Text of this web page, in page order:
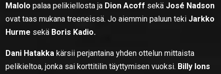
Malolo palaa pelikiellosta ja Dion Acoff sekä José Nadson
ovat taas mukana treeneissä. Jo aiemmin paluun teki Jarkko
Hurme sekä Boris Kadio.
Dani Hatakka kärsii perjantaina yhden ottelun mittaista
pelikieltoa, jonka sai korttitilin täyttymisen vuoksi. Billy Ions